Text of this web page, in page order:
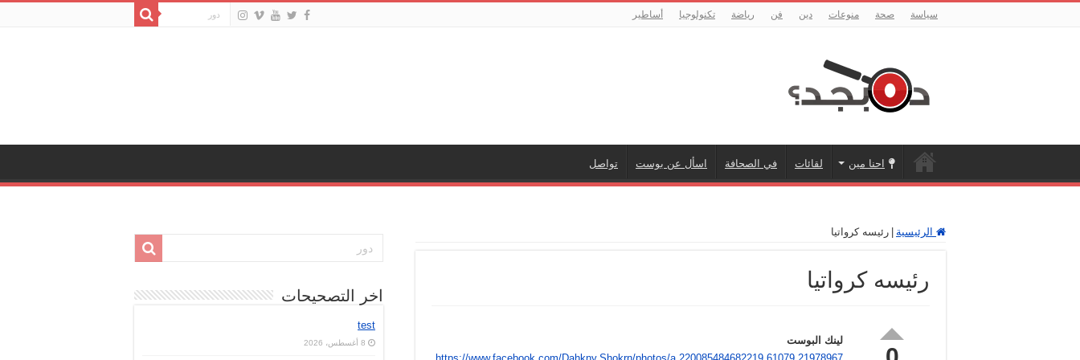
سياسة صحة منوعات دين فن رياضة تكنولوجيا أساطير
احنا مين لقائات في الصحافة اسأل عن بوست تواصل
الرئيسية رئيسه كرواتيا
رئيسه كرواتيا
لينك البوست
اخر التصحيحات
test
8 أغسطس، 2026